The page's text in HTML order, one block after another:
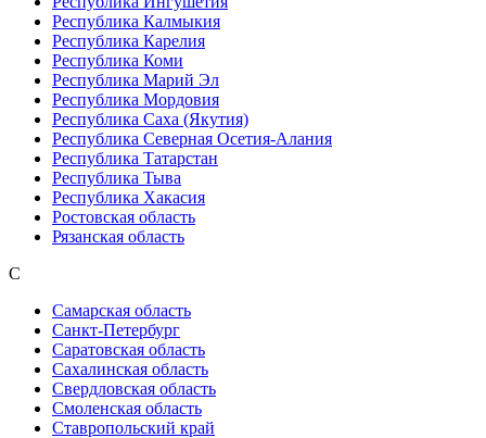
Республика Калмыкия
Республика Карелия
Республика Коми
Республика Марий Эл
Республика Мордовия
Республика Саха (Якутия)
Республика Северная Осетия-Алания
Республика Татарстан
Республика Тыва
Республика Хакасия
Ростовская область
Рязанская область
С
Самарская область
Санкт-Петербург
Саратовская область
Сахалинская область
Свердловская область
Смоленская область
Ставропольский край